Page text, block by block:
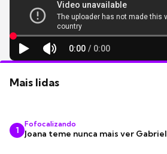
Mais lidas
1
Fofocalizando
Joana teme nunca mais ver Gabriel